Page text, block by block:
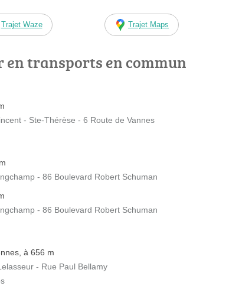
Trajet Waze Trajet Maps
en transports en commun
- Ste-Thérèse - 6 Route de Vannes
- 86 Boulevard Robert Schuman
- 86 Boulevard Robert Schuman
à 656 m
- Rue Paul Bellamy